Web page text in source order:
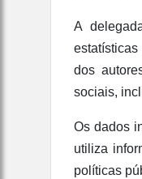
A
dos
sociais,
Os dados
utiliza
políticas